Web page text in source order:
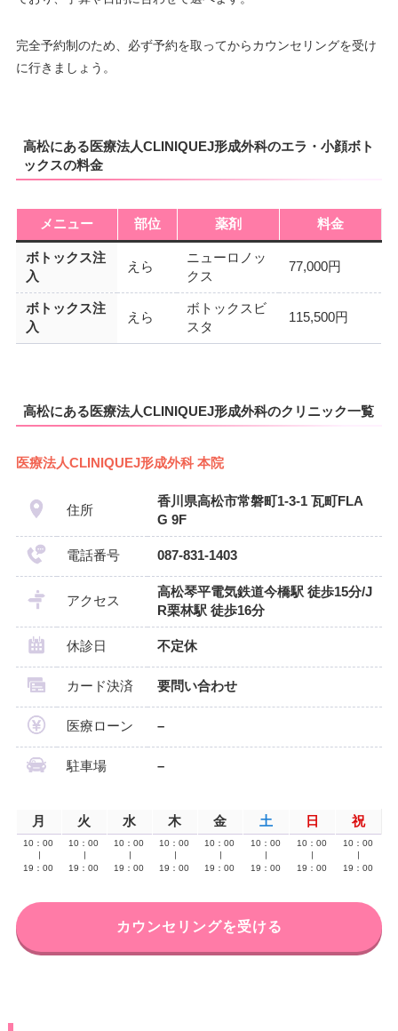
完全予約制のため、必ず予約を取ってからカウンセリングを受け
に行きましょう。
高松にある医療法人CLINIQUEJ形成外科のエラ・小顔ボト
ックスの料金
メニュー 部位 薬剤 料金
ボトックス注
入
えら
ニューロノッ
クス
77,000円
ボトックス注
入
えら
ボトックスビ
スタ
115,500円
高松にある医療法人CLINIQUEJ形成外科のクリニック一覧
医療法人CLINIQUEJ形成外科 本院
住所
香川県高松市常磐町1-3-1 瓦町FLA
G 9F
電話番号 087-831-1403
アクセス
高松琴平電気鉄道今橋駅 徒歩15分/J
R栗林駅 徒歩16分
休診日 不定休
カード決済 要問い合わせ
医療ローン –
駐車場 –
月 火 水 木 金 土 日 祝
10：00
19：00
10：00
19：00
10：00
19：00
10：00
19：00
10：00
19：00
10：00
19：00
10：00
19：00
10：00
19：00
カウンセリングを受ける